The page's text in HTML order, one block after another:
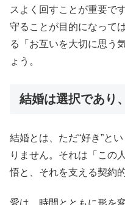
スよく回すことが重要で
守ることが目的になって
る「お互いを大切に思う
ょう。
結婚は選択であり
結婚とは、ただ“好き”と
りません。それは「この
悟と、それを支える契約